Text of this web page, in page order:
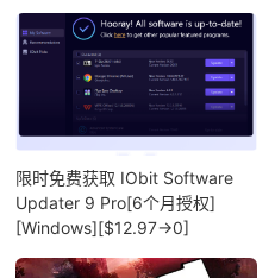
限时免费获取 IObit Software
Updater 9 Pro[6个月授权]
[Windows][$12.97→0]